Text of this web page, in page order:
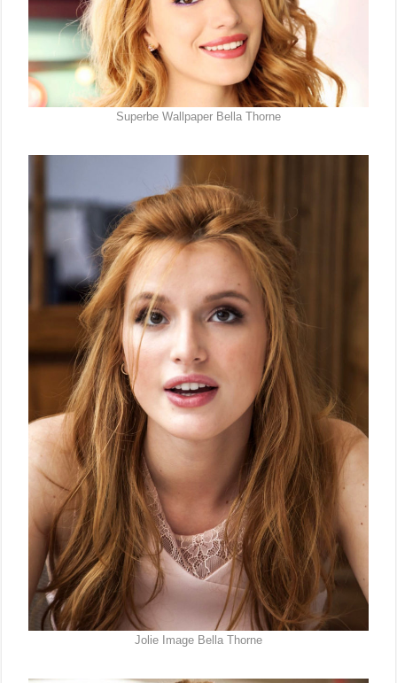
Superbe Wallpaper Bella Thorne
Jolie Image Bella Thorne